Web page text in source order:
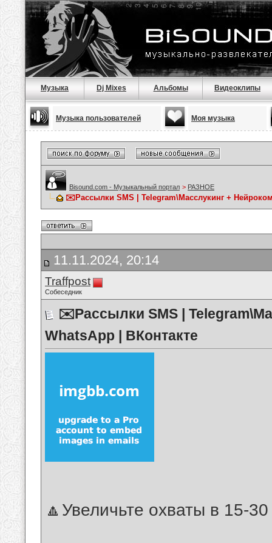
Музыка Dj Mixes Альбомы Видеоклипы
Музыка пользователей Моя музыка
Bisound.com - Музыкальный портал > РАЗНОЕ
✉️Рассылки SMS | Telegram\Масслукинг +
11.11.2024, 20:14
Traffpost
Собеседник
✉️Рассылки SMS |
WhatsApp | ВКонтакте
🔼Увеличьте охваты в 15-